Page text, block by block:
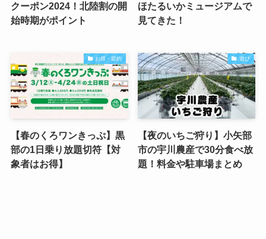
クーポン2024！北陸割の開
始時期がポイント
ほたるいかミュージアムで
見てきた！
お得・節約
【春のくろワンきっぷ】黒
部の1日乗り放題切符【対
象者はお得】
遊び
【夜のいちご狩り】小矢部
市の宇川農産で30分食べ放
題！料金や駐車場まとめ